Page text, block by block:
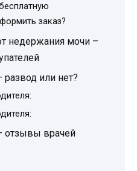
заказ?
недержания мочи –
развод или нет?
отзывы врачей